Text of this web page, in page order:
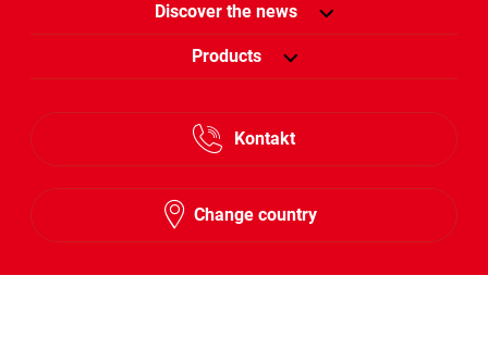
Discover the news
Products
Kontakt
Change country